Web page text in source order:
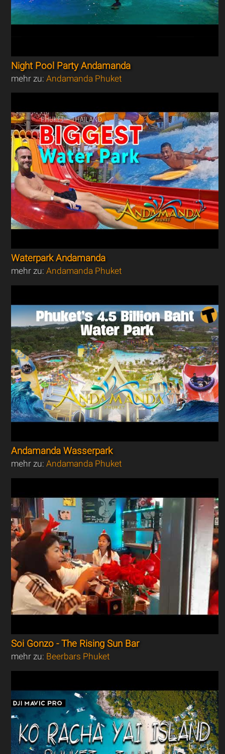
Night Pool Party Andamanda
mehr zu:Andamanda Phuket
Waterpark Andamanda
mehr zu:Andamanda Phuket
Andamanda Wasserpark
mehr zu:Andamanda Phuket
Soi Gonzo - The Rising Sun Bar
mehr zu: Beerbars Phuket